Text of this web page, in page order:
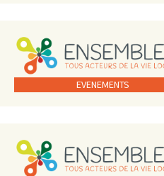
EVENEMENTS